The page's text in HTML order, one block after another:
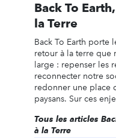
Back To
la Terre
Back To Earth porte
retour à la terre que
large : repenser les
reconnecter notre
redonner une place
paysans. Sur ces
Tous les articles
à la Terre